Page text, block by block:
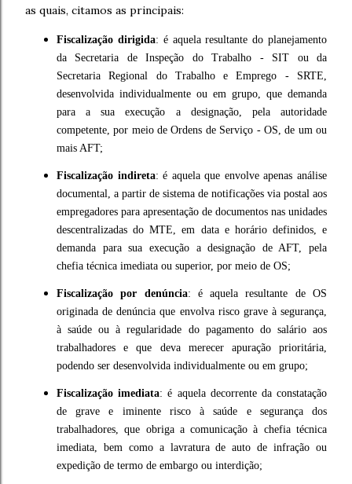
as quais, citamos as principais:
Fiscalização dirigida: é aquela resultante do planejamento
da Secretaria de Inspeção do Trabalho - SIT ou da
Secretaria Regional do Trabalho e Emprego - SRTE,
desenvolvida individualmente ou em grupo, que demanda
para a sua execução a designação, pela autoridade
competente, por meio de Ordens de Serviço - OS, de um ou
mais AFT;
Fiscalização indireta: é aquela que envolve apenas análise
documental, a partir de sistema de notificações via postal aos
empregadores para apresentação de documentos nas unidades
descentralizadas do MTE, em data e horário definidos, e
demanda para sua execução a designação de AFT, pela
chefia técnica imediata ou superior, por meio de OS;
Fiscalização por denúncia: é aquela resultante de OS
originada de denúncia que envolva risco grave à segurança,
à saúde ou à regularidade do pagamento do salário aos
trabalhadores e que deva merecer apuração prioritária,
podendo ser desenvolvida individualmente ou em grupo;
Fiscalização imediata: é aquela decorrente da constatação
de grave e iminente risco à saúde e segurança dos
trabalhadores, que obriga a comunicação à chefia técnica
imediata, bem como a lavratura de auto de infração ou
expedição de termo de embargo ou interdição;